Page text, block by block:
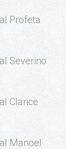
Profeta
Severino
Clarice
Manoel